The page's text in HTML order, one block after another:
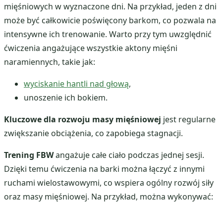
mięśniowych w wyznaczone dni. Na przykład, jeden z dni
może być całkowicie poświęcony barkom, co pozwala na
intensywne ich trenowanie. Warto przy tym uwzględnić
ćwiczenia angażujące wszystkie aktony mięśni
naramiennych, takie jak:
wyciskanie hantli nad głową,
unoszenie ich bokiem.
Kluczowe dla rozwoju masy mięśniowej jest regularne
zwiększanie obciążenia, co zapobiega stagnacji.
Trening FBWangażuje całe ciało podczas jednej sesji.
Dzięki temu ćwiczenia na barki można łączyć z innymi
ruchami wielostawowymi, co wspiera ogólny rozwój siły
oraz masy mięśniowej. Na przykład, można wykonywać: